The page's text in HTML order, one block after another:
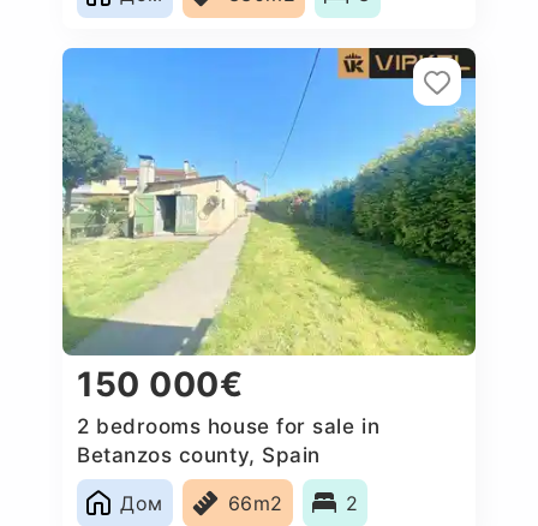
150 000€
2 bedrooms house for sale in
Betanzos county, Spain
Дом
66m2 2